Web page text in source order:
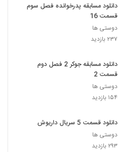
دانلود مسابقه پدرخوانده فصل سوم
قسمت 16
دوستی ها
۲۳۷ بازدید
دانلود مسابقه جوکر 2 فصل دوم
قسمت 2
دوستی ها
۱۵۴ بازدید
دانلود قسمت 5 سریال داریوش
دوستی ها
۲۹۳ بازدید